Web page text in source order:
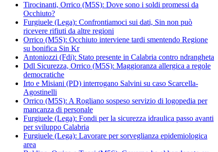
Tirocinanti, Orrico (M5S): Dove sono i soldi promessi da
Occhiuto?
Furgiuele (Lega): Confrontiamoci sui dati, Sin non può
ricevere rifiuti da altre regioni
Orrico (M5S): Occhiuto interviene tardi smentendo Regione
su bonifica Sin Kr
Antoniozzi (Fdi): Stato presente in Calabria contro ndrangheta
Ddl Sicurezza, Orrico (M5S): Maggioranza allergica a regole
democratiche
Irto e Misiani (PD) interrogano Salvini su caso Scarcella-
Agostinelli
Orrico (M5S): A Rogliano sospeso servizio di logopedia per
mancanza di personale
Furgiuele (Lega): Fondi per la sicurezza idraulica passo avanti
per sviluppo Calabria
Furgiuele (Lega): Lavorare per sorveglianza epidemiologica
area